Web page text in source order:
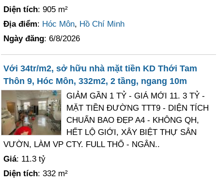
Diện tích: 905 m²
Địa điểm: Hóc Môn, Hồ Chí Minh
Ngày đăng: 6/8/2026
Với 34tr/m2, sở hữu nhà mặt tiền KD Thới Tam
Thôn 9, Hóc Môn, 332m2, 2 tầng, ngang 10m
GIẢM GẦN 1 TỶ - GIÁ MỚI 11. 3 TỶ -
MẶT TIỀN ĐƯỜNG TTT9 - DIỆN TÍCH
CHUẨN BAO ĐẸP A4 - KHÔNG QH,
HẾT LỘ GIỚI, XÂY BIỆT THỰ SÂN
VƯỜN, LÀM VP CTY. FULL THỔ - NGÂN..
Giá: 11.3 tỷ
Diện tích: 332 m²